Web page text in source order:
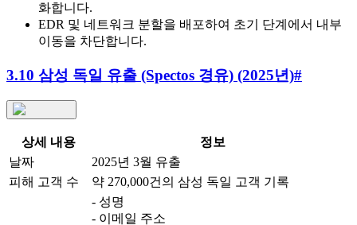
화합니다.
EDR 및 네트워크 분할을 배포하여 초기 단계에서 내부
이동을 차단합니다.
3.10 삼성 독일 유출 (Spectos 경유) (2025년)#
상세 내용
정보
날짜
2025년 3월 유출
피해 고객 수
약 270,000건의 삼성 독일 고객 기록
- 성명
- 이메일 주소